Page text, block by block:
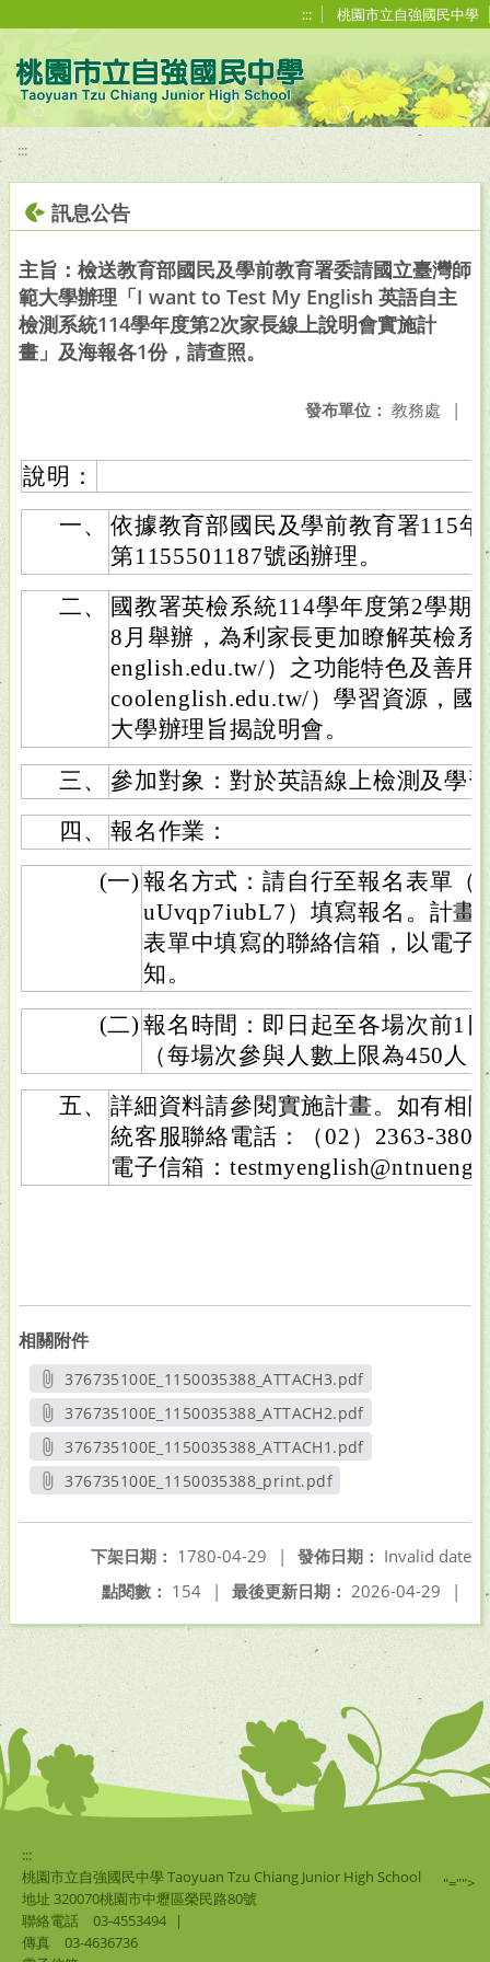
::: 桃園市立自強國民中學
:::
訊息公告
主旨：檢送教育部國民及學前教育署委請國立臺灣師
範大學辦理「I want to Test My English 英語自主
檢測系統114學年度第2次家長線上說明會實施計
畫」及海報各1份，請查照。
發布單位： 教務處 |
說明：
一、
依據教育部國民及學前教育署115
第1155501187號函辦理。
二、
國教署英檢系統114學年度第2學期
8月舉辦，為利家長更加瞭解英檢系
english.edu.tw/）之功能特色及善
coolenglish.edu.tw/）學習資源，國
大學辦理旨揭說明會。
三、
參加對象：對於英語線上檢測及學
四、
報名作業：
(一) 報名方式：請自行至報名表單（
uUvqp7iubL7）填寫報名。計畫
表單中填寫的聯絡信箱，以電子
知。
(二) 報名時間：即日起至各場次前1
（每場次參與人數上限為450人
五、
詳細資料請參閱實施計畫。如有相
統客服聯絡電話：（02）2363-
電子信箱：
相關附件
376735100E_1150035388_ATTACH3.pdf
另開新視窗
376735100E_1150035388_ATTACH2.pdf
另開新視窗
376735100E_1150035388_ATTACH1.pdf
另開新視窗
376735100E_1150035388_print.pdf
發佈日期： Invalid date
下架日期： 1780-04-29
|
最後更新日期： 2026-04-29 |
點閱數： 154 |
:::
桃園市立自強國民中學 Taoyuan Tzu Chiang Junior High School
地址 320070桃園市中壢區榮民路80號
聯絡電話
03-4553494
|
傳真
03-4636736
"="">